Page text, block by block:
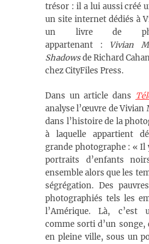
trésor : il a lui aussi créé
un site internet dédiés à
un livre de
appartenant :
Vivian
Shadowsde Richard
chez CityFiles Press.
Dans un article dans
analyse l’œuvre de Vivian
dans l’histoire de la
à laquelle appartient
grande photographe : « Il
portraits d’enfants
ensemble alors que les
ségrégation. Des
photographiés tels les
l’Amérique. Là, c’est
comme sorti d’un songe,
en pleine ville, sous un